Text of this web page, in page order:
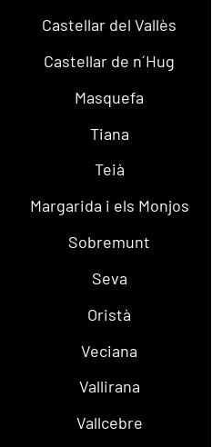
Castellar del Vallès
Castellar de n´Hug
Masquefa
Tiana
Teià
Margarida i els Monjos
Sobremunt
Seva
Oristà
Veciana
Vallirana
Vallcebre